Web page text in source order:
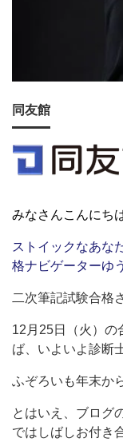
同友館
みなさんこんにち
ストイックなあな
格ナビゲーターゆ
二次筆記試験合格
12月25日（火）の
ば、いよいよ診断
ふぞろいも年末か
とはいえ、ブログ
ではしばしお付き